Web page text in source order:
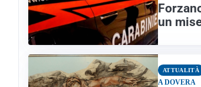
un
ATTUALITÀ
A DOVERA